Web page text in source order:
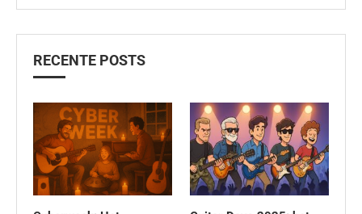
RECENTE POSTS